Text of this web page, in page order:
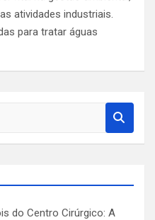
atividades industriais.
para tratar águas
do Centro Cirúrgico: A